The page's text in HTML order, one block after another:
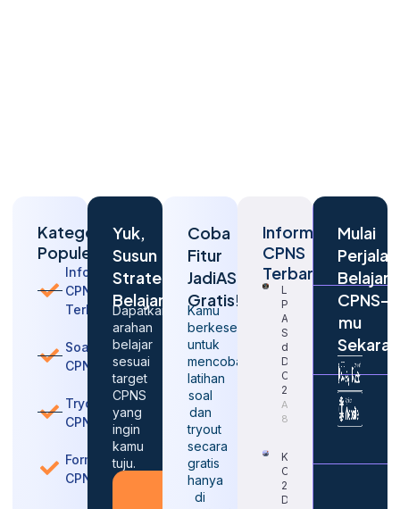
Kategori
Populer
Informasi
CPNS
Terbaru
Soal
CPNS
Tryout
CPNS
Formasi
CPNS
Yuk,
Susun
Strategi
Belajarmu
Dapatkan
arahan
belajar
sesuai
target
CPNS
yang
ingin
kamu
tuju.
Konsultasi
Gratis
Coba
Fitur
JadiASN
Gratis!
Kamu
berkesempatan
untuk
mencoba
latihan
soal
dan
tryout
secara
gratis
hanya
di
Informasi
CPNS
Terbaru
Langkah
Penting
Agar
Sukses
dalam
Daftar
CPNS
2026
August
8, 2026
Kapan
CPNS
2026
Dibuka
Mulai
Belajar
CPNS-
mu